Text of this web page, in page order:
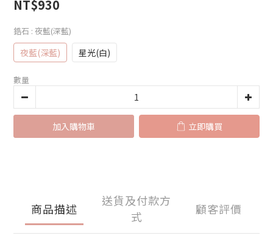
NT$930
鋯石 : 夜藍(深藍)
夜藍(深藍) 星光(白)
數量
加入購物車 立即購買
商品描述
送貨及付款方
式
顧客評價